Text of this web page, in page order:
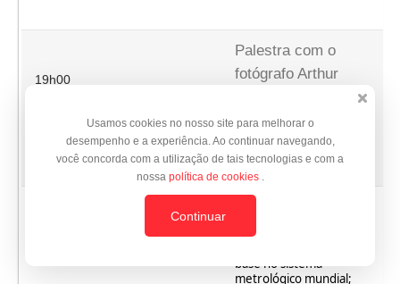
19h00
Palestra
Palestra com o
fotógrafo Arthur
mercado da
fotografia de moda.
Durante a palestra será
um histórico das medidas
base no sistema
metrológico mundial;
Usamos cookies no nosso site para melhorar o
desempenho e a experiência. Ao continuar navegando,
você concorda com a utilização de tais tecnologias e com a
nossa política de cookies .
Continuar